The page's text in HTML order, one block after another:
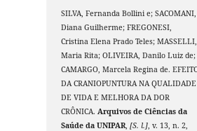
SILVA, Fernanda Bollini e; SACOMANI,
Diana Guilherme; FREGONESI,
Cristina Elena Prado Teles; MASSELLI,
Maria Rita; OLIVEIRA, Danilo Luiz de;
CAMARGO, Marcela Regina de.
DA CRANIOPUNTURA NA QUALIDADE
DE VIDA E MELHORA DA DOR
CRÔNICA.Arquivos de Ciências da
Saúde da UNIPAR,[S. l.], v. 13, n. 2,